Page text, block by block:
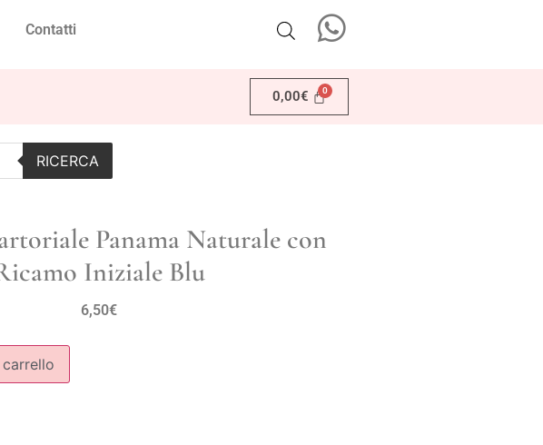
Contatti
0,00€
RICERCA
Panama Naturale con
Iniziale Blu
6,50€